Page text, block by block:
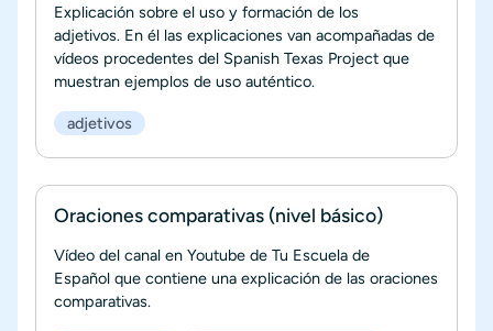
Explicación sobre el uso y formación de los
adjetivos. En él las explicaciones van acompañadas de
vídeos procedentes del Spanish Texas Project que
muestran ejemplos de uso auténtico.
adjetivos
Oraciones comparativas (nivel básico)
Vídeo del canal en Youtube de Tu Escuela de
Español que contiene una explicación de las oraciones
comparativas.